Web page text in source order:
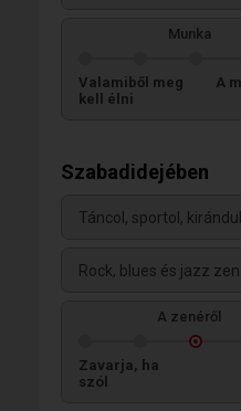
Munka
Valamiből meg
kell élni
A
Szabadidejében
Táncol, sportol,
Rock, blues és jazz
A zenéről
Zavarja, ha
szól